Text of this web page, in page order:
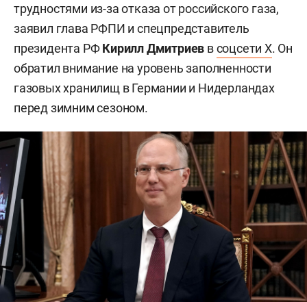
трудностями из-за отказа от российского газа,
заявил глава РФПИ и спецпредставитель
президента РФКирилл Дмитриев всоцсети X. Он
обратил внимание на уровень заполненности
газовых хранилищ в Германии и Нидерландах
перед зимним сезоном.